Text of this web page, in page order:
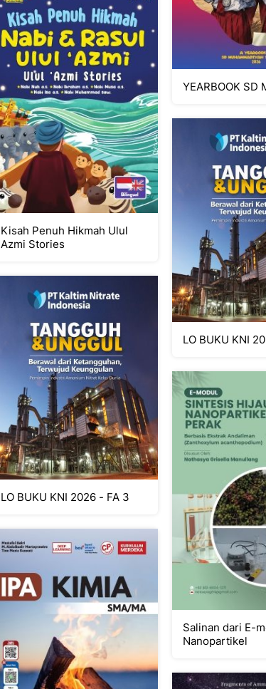
Kisah Penuh Hikmah Ulul
Azmi Stories
YEARBOOK SD
LO BUKU KNI 2026 - FA 3
LO BUKU KNI
Salinan dari E-
Nanopartikel